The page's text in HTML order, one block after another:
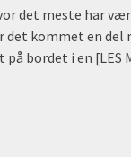
det meste har
kommet en del
på bordet i en [LES